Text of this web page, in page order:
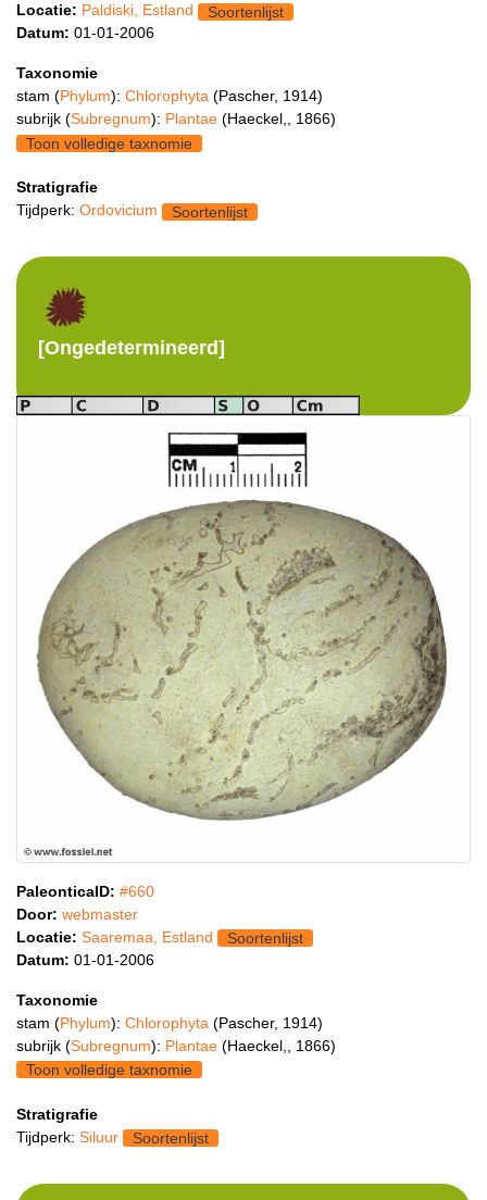
Locatie: Paldiski, Estland
Soortenlijst
Datum: 01-01-2006
Taxonomie
stam (Phylum): Chlorophyta (Pascher, 1914)
subrijk (Subregnum): Plantae (Haeckel,, 1866)
Toon volledige taxnomie
Stratigrafie
Tijdperk: Ordovicium Soortenlijst
[Ongedetermineerd]
PaleonticaID: #660
Door: webmaster
Locatie: Saaremaa, Estland
Soortenlijst
Datum: 01-01-2006
Taxonomie
stam (Phylum): Chlorophyta (Pascher, 1914)
subrijk (Subregnum): Plantae (Haeckel,, 1866)
Toon volledige taxnomie
Stratigrafie
Tijdperk: Siluur Soortenlijst